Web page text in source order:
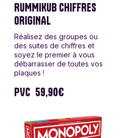
RUMMIKUB CHIFFRES
ORIGINAL
Réalisez des groupes ou
des suites de chiffres et
soyez le premier à vous
débarrasser de toutes vos
plaques !
PVC 59,90€